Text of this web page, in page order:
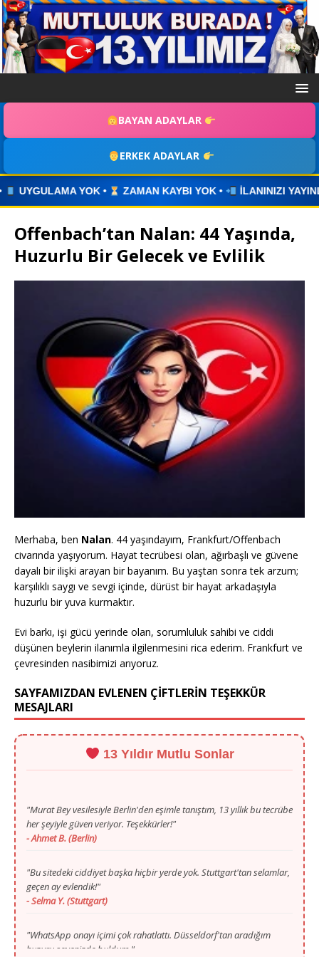
BAYAN ADAYLAR
ERKEK ADAYLAR
YOK • İLANINIZI YAYINLAYIN • WHATSAPP ÜZERİNDEN
Offenbach’tan Nalan: 44 Yaşında,
Huzurlu Bir Gelecek ve Evlilik
Merhaba, ben Nalan. 44 yaşındayım, Frankfurt/Offenbach
civarında yaşıyorum. Hayat tecrübesi olan, ağırbaşlı ve güvene
dayalı bir ilişki arayan bir bayanım. Bu yaştan sonra tek arzum;
karşılıklı saygı ve sevgi içinde, dürüst bir hayat arkadaşıyla
huzurlu bir yuva kurmaktır.
Evi barkı, işi gücü yerinde olan, sorumluluk sahibi ve ciddi
düşünen beylerin ilanımla ilgilenmesini rica ederim. Frankfurt ve
çevresinden nasibimizi arıyoruz.
SAYFAMIZDAN EVLENEN ÇİFTLERİN TEŞEKKÜR
MESAJLARI
13 Yıldır Mutlu Sonlar
"Murat Bey vesilesiyle Berlin'den eşimle tanıştım, 13 yıllık bu tecrübe
"Bu sitedeki ciddiyet başka hiçbir yerde yok. Stuttgart'tan selamlar,
geçen ay evlendik!"
"WhatsApp onayı içimi çok rahatlattı. Düsseldorf'tan aradığım
huzuru sayenizde buldum."